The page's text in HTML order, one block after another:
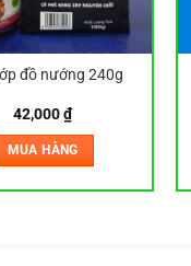
đồ nướng 240g
42,000₫
MUA HÀNG